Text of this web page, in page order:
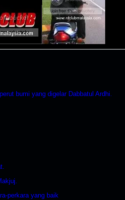
bumi yang digelar Dabbatul Ardhi.
perkara yang baik